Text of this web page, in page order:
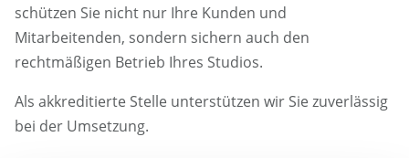
schützen Sie nicht nur Ihre Kunden und
Mitarbeitenden, sondern sichern auch den
rechtmäßigen Betrieb Ihres Studios.
Als akkreditierte Stelle unterstützen wir Sie zuverlässig
bei der Umsetzung.